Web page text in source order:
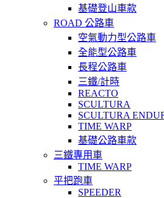
基礎登山車款
ROAD 公路車
空氣動力型公路車
全能型公路車
長程公路車
三鐵/計時
REACTO
SCULTURA
SCULTURA
TIME WARP
基礎公路車款
三鐵專用車
TIME WARP
平把跑車
SPEEDER